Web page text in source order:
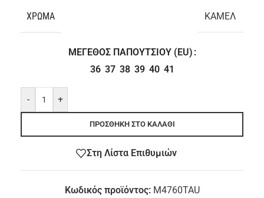
ΧΡΏΜΑ ΚΑΜΕΛ
ΜΈΓΕΘΟΣ ΠΑΠΟΥΤΣΙΟΎ (EU)
36 37 38 39 40 41
- +
ΠΡΟΣΘΉΚΗ ΣΤΟ ΚΑΛΆΘΙ
Στη Λίστα Επιθυμιών
Κωδικός προϊόντος: M4760TAU